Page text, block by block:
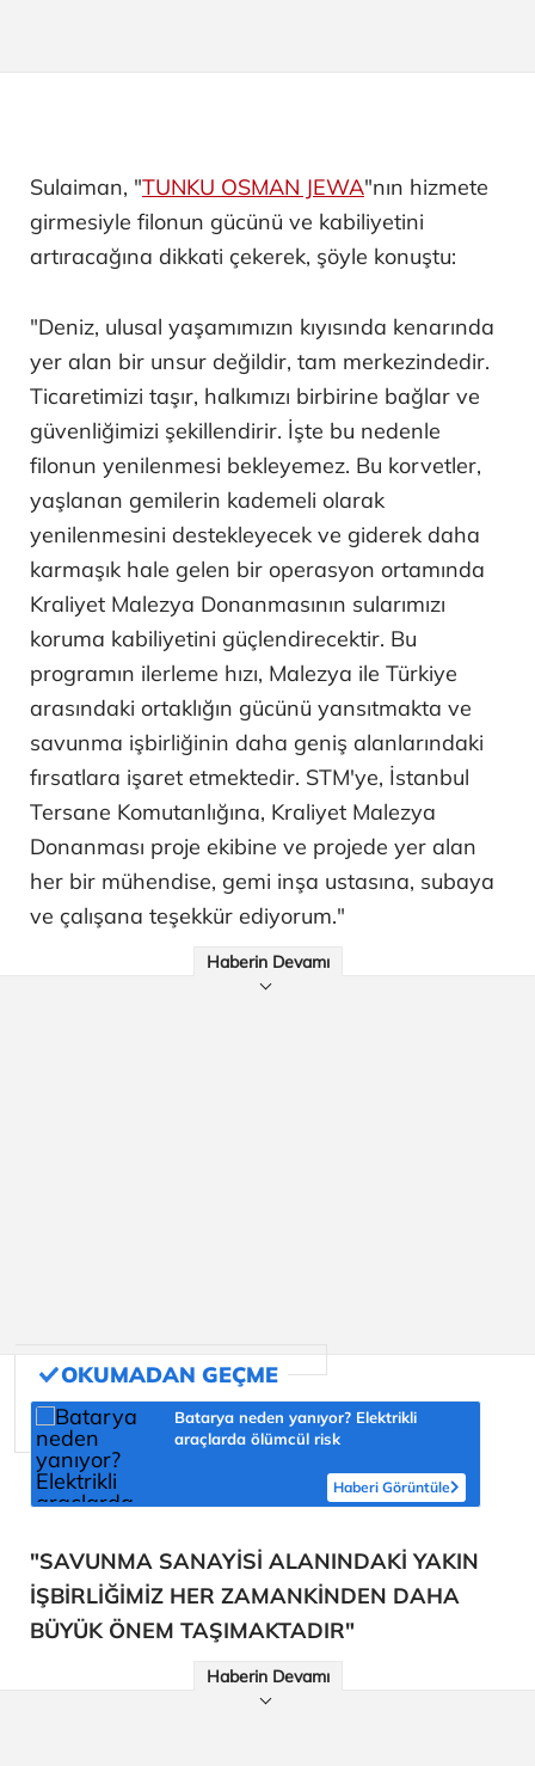
Sulaiman, "TUNKU OSMAN JEWA"nın hizmete
girmesiyle filonun gücünü ve kabiliyetini
artıracağına dikkati çekerek, şöyle konuştu:
"Deniz, ulusal yaşamımızın kıyısında kenarında
yer alan bir unsur değildir, tam merkezindedir.
Ticaretimizi taşır, halkımızı birbirine bağlar ve
güvenliğimizi şekillendirir. İşte bu nedenle
filonun yenilenmesi bekleyemez. Bu korvetler,
yaşlanan gemilerin kademeli olarak
yenilenmesini destekleyecek ve giderek daha
karmaşık hale gelen bir operasyon ortamında
Kraliyet Malezya Donanmasının sularımızı
koruma kabiliyetini güçlendirecektir. Bu
programın ilerleme hızı, Malezya ile Türkiye
arasındaki ortaklığın gücünü yansıtmakta ve
savunma işbirliğinin daha geniş alanlarındaki
fırsatlara işaret etmektedir. STM'ye, İstanbul
Tersane Komutanlığına, Kraliyet Malezya
Donanması proje ekibine ve projede yer alan
her bir mühendise, gemi inşa ustasına, subaya
ve çalışana teşekkür ediyorum."
Haberin Devamı
Batarya neden yanıyor? Elektrikli
araçlarda ölümcül risk
Haberi Görüntüle
"SAVUNMA SANAYİSİ ALANINDAKİ YAKIN
İŞBİRLİĞİMİZ HER ZAMANKİNDEN DAHA
BÜYÜK ÖNEM TAŞIMAKTADIR"
Haberin Devamı